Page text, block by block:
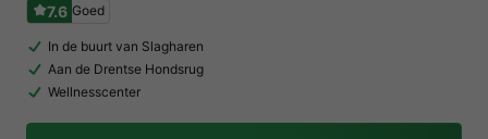
7.6 Goed
In de buurt van Slagharen
Aan de Drentse Hondsrug
Wellnesscenter